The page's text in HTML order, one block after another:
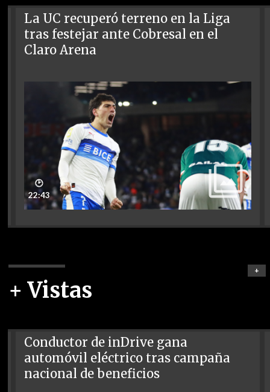
La UC recuperó terreno en la Liga
tras festejar ante Cobresal en el
Claro Arena
🕑
22:43
+ Vistas
+
Conductor de inDrive gana
automóvil eléctrico tras campaña
nacional de beneficios